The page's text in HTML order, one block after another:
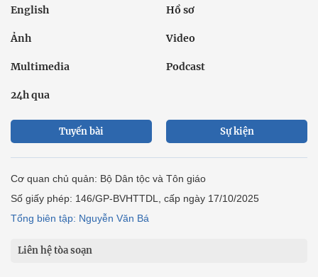
English Hồ sơ
Ảnh Video
Multimedia Podcast
24h qua
Tuyến bài Sự kiện
Cơ quan chủ quản: Bộ Dân tộc và Tôn giáo
Số giấy phép: 146/GP-BVHTTDL, cấp ngày 17/10/2025
Tổng biên tập: Nguyễn Văn Bá
Liên hệ tòa soạn